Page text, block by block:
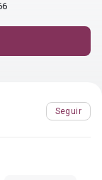
Seguir